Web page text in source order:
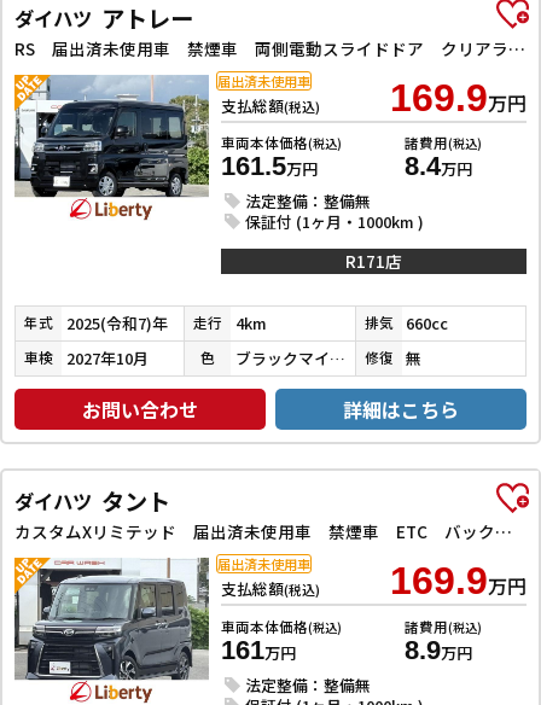
ダイハツ アトレー
RS 届出済未使用車 禁煙車 両側電動スライドドア クリアランスソナー オートクルーズコントロール 衝突被害軽減システム オートライト LEDヘッドランプ スマートキー 盗難防止システム ABS
支払総額(税込) 169.9万円
車両本体価格(税込)
161.5万円
諸費用(税込)
8.4万円
法定整備：整備無
保証付 (1ヶ月・1000km )
届出済未使用車
R171店
年式 2025(令和7)年 走行 4km 排気 660cc
車検 2027年10月 色 ブラックマイカメタリック 修復 無
お問い合わせ 詳細はこちら
ダイハツ タント
カスタムXリミテッド 届出済未使用車 禁煙車 ETC バックカメラ 両側電動スライドドア クリアランスソナー オートクルーズコントロール 衝突被害軽減システム オートライト LEDヘッドランプ 電動格納ミラー
支払総額(税込) 169.9万円
車両本体価格(税込)
161万円
諸費用(税込)
8.9万円
法定整備：整備無
届出済未使用車